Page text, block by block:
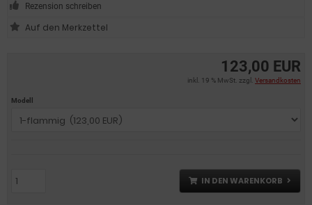
123,00 EUR
inkl. 19 % MwSt. zzgl. Versandkosten
Modell
IN DEN WARENKORB
Rezension schreiben